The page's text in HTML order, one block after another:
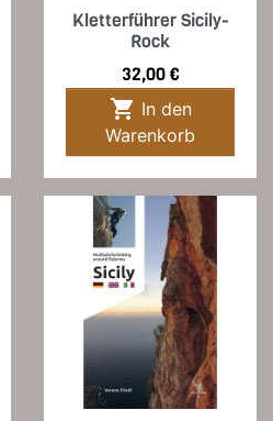
Kletterführer Sicily-
Rock
Preis
32,00 €

Warenkorb